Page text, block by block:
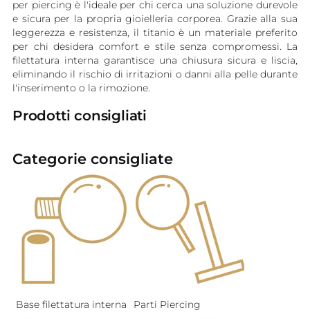
per piercing è l'ideale per chi cerca una soluzione durevole
e sicura per la propria gioielleria corporea. Grazie alla sua
leggerezza e resistenza, il titanio è un materiale preferito
per chi desidera comfort e stile senza compromessi. La
filettatura interna garantisce una chiusura sicura e liscia,
eliminando il rischio di irritazioni o danni alla pelle durante
l'inserimento o la rimozione.
Prodotti consigliati
Categorie consigliate
Base filettatura interna Parti Piercing